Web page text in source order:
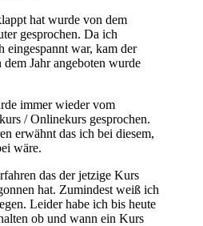
hat wurde von dem
gesprochen. Da ich
war, kam der
Jahr angeboten wurde
immer wieder vom
/ Onlinekurs gesprochen.
erwähnt das ich bei diesem,
wäre.
das der jetzige Kurs
hat. Zumindest weiß ich
Leider habe ich bis heute
ob und wann ein Kurs